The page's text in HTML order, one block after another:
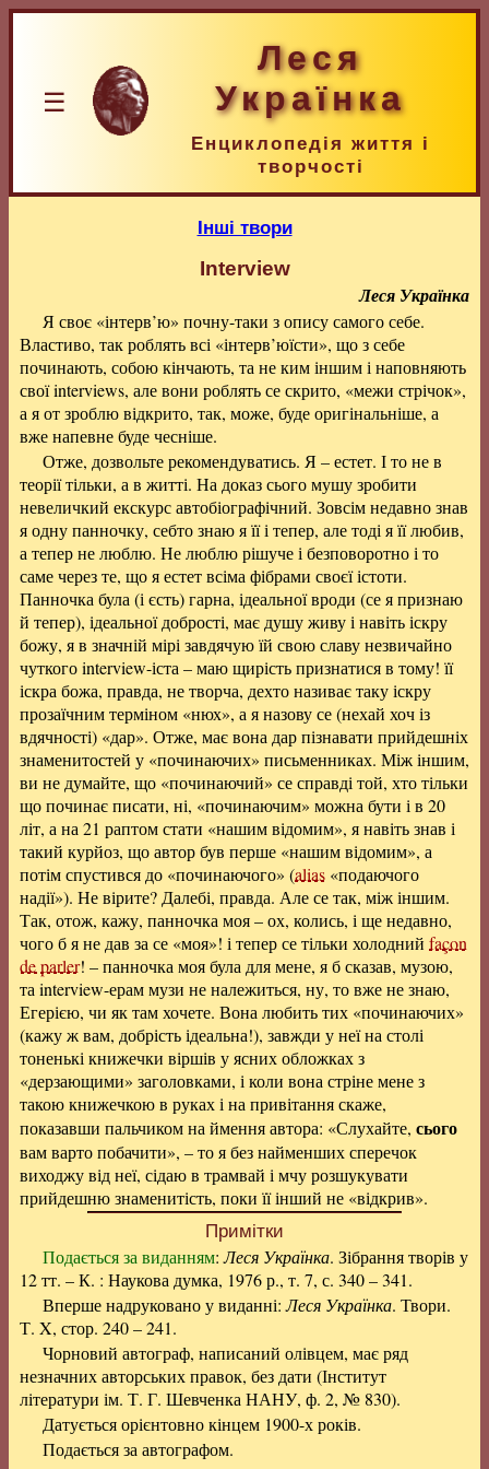
☰
Леся
Українка
Енциклопедія життя і
творчості
Інші твори
Interview
Леся Українка
Я своє «інтерв’ю» почну-таки з опису самого себе.
Властиво, так роблять всі «інтерв’юїсти», що з себе
починають, собою кінчають, та не ким іншим і наповняють
свої interviews, але вони роблять се скрито, «межи стрічок»,
а я от зроблю відкрито, так, може, буде оригінальніше, а
вже напевне буде чесніше.
Отже, дозвольте рекомендуватись. Я – естет. І то не в
теорії тільки, а в житті. На доказ сього мушу зробити
невеличкий екскурс автобіографічний. Зовсім недавно знав
я одну панночку, себто знаю я її і тепер, але тоді я її любив,
а тепер не люблю. Не люблю рішуче і безповоротно і то
саме через те, що я естет всіма фібрами своєї істоти.
Панночка була (і єсть) гарна, ідеальної вроди (се я признаю
й тепер), ідеальної добрості, має душу живу і навіть іскру
божу, я в значній мірі завдячую їй свою славу незвичайно
чуткого interview-іста – маю щирість признатися в тому! її
іскра божа, правда, не творча, дехто називає таку іскру
прозаїчним терміном «нюх», а я назову се (нехай хоч із
вдячності) «дар». Отже, має вона дар пізнавати прийдешніх
знаменитостей у «починаючих» письменниках. Між іншим,
ви не думайте, що «починаючий» се справді той, хто тільки
що починає писати, ні, «починаючим» можна бути і в 20
літ, а на 21 раптом стати «нашим відомим», я навіть знав і
такий курйоз, що автор був перше «нашим відомим», а
потім спустився до «починаючого» (alias «подаючого
надії»). Не вірите? Далебі, правда. Але се так, між іншим.
Так, отож, кажу, панночка моя – ох, колись, і ще недавно,
чого б я не дав за се «моя»! і тепер се тільки холодний façon
de parler! – панночка моя була для мене, я б сказав, музою,
та interview-ерам музи не належиться, ну, то вже не знаю,
Егерією, чи як там хочете. Вона любить тих «починаючих»
(кажу ж вам, добрість ідеальна!), завжди у неї на столі
тоненькі книжечки віршів у ясних обложках з
«дерзающими» заголовками, і коли вона стріне мене з
такою книжечкою в руках і на привітання скаже,
показавши пальчиком на ймення автора: «Слухайте, сього
вам варто побачити», – то я без найменших сперечок
виходжу від неї, сідаю в трамвай і мчу розшукувати
прийдешню знаменитість, поки її інший не «відкрив».
Примітки
Подається за виданням:Леся Українка. Зібрання творів у
12 тт. – К. : Наукова думка, 1976 р., т. 7, с. 340 – 341.
Вперше надруковано у виданні:Леся Українка. Твори.
Т. X, стор. 240 – 241.
Чорновий автограф, написаний олівцем, має ряд
незначних авторських правок, без дати (Інститут
літератури ім. Т. Г. Шевченка НАНУ, ф. 2, № 830).
Датується орієнтовно кінцем 1900-х років.
Подається за автографом.